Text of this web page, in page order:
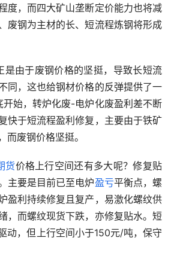
度，而四大矿山垄断定价能力也将减
废钢为主材的长、短流程炼钢将形成
由于废钢价格的坚挺，导致长短流
同，这也给钢材价格的反弹提供了一
开始，转炉化废-电炉化废盈利差不断
快于短流程盈利修复，主要由于铁矿
而废钢价格坚挺。
货价格上行空间还有多大呢？修复贴
主要是目前已至电炉盈亏平衡点，螺
盈利持续修复且复产，易激化螺纹供
，而螺纹现货下跌，亦修复贴水。短
动，但上行空间小于150元/吨，保守